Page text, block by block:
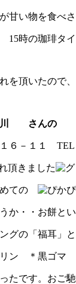
甘い物を食べ
時の珈琲タイ
を頂いたので
川 さんの
６－１１
頂きました
めての
か・・お餅と
グの「福耳」
ン ＊黒ゴマ
たです。おご